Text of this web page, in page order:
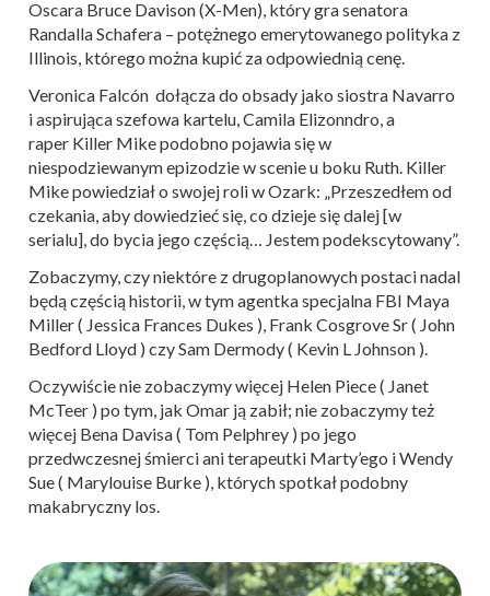
Oscara Bruce Davison (X-Men), który gra senatora
Randalla Schafera – potężnego emerytowanego polityka z
Illinois, którego można kupić za odpowiednią cenę.
Veronica Falcón dołącza do obsady jako siostra Navarro
i aspirująca szefowa kartelu, Camila Elizonndro, a
raper Killer Mike podobno pojawia się w
niespodziewanym epizodzie w scenie u boku Ruth. Killer
Mike powiedział o swojej roli w Ozark: „Przeszedłem od
czekania, aby dowiedzieć się, co dzieje się dalej [w
serialu], do bycia jego częścią… Jestem podekscytowany”.
Zobaczymy, czy niektóre z drugoplanowych postaci nadal
będą częścią historii, w tym agentka specjalna FBI Maya
Miller ( Jessica Frances Dukes ), Frank Cosgrove Sr ( John
Bedford Lloyd ) czy Sam Dermody ( Kevin L Johnson ).
Oczywiście nie zobaczymy więcej Helen Piece ( Janet
McTeer ) po tym, jak Omar ją zabił; nie zobaczymy też
więcej Bena Davisa ( Tom Pelphrey ) po jego
przedwczesnej śmierci ani terapeutki Marty’ego i Wendy
Sue ( Marylouise Burke ), których spotkał podobny
makabryczny los.